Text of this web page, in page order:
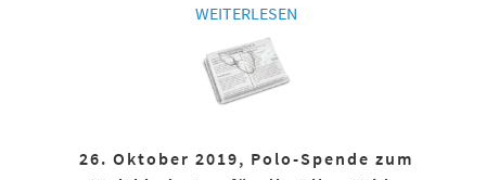
WEITERLESEN
26. Oktober 2019, Polo-Spende zum